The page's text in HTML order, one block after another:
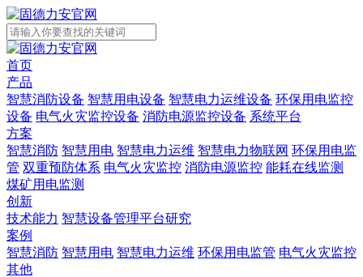
首页
产品
智慧消防设备 智慧用电设备 智慧电力运维设备 环保用电监控
设备 电气火灾监控设备 消防电源监控设备 系统平台
方案
智慧消防 智慧用电 智慧电力运维 智慧电力物联网 环保用电监
管 双重预防体系 电气火灾监控 消防电源监控 能耗在线监测
煤矿用电监测
创新
技术能力 智慧设备管理平台研究
案例
智慧消防 智慧用电 智慧电力运维 环保用电监管 电气火灾监控
其他